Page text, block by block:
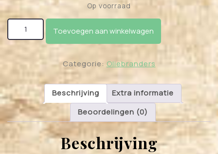
Op voorraad
Roze theepot Geurbrander met deksel aantal
Toevoegen aan winkelwagen
Categorie: Oliebranders
Beschrijving
Extra informatie
Beoordelingen (0)
Beschrijving